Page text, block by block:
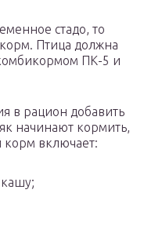
стадо, то
Птица должна
ПК-5 и
в рацион добавить
начинают кормить,
корм включает: